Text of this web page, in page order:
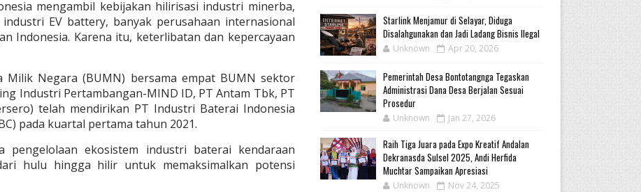
mengambil kebijakan hilirisasi industri minerba,
EV battery, banyak perusahaan internasional
Indonesia. Karena itu, keterlibatan dan kepercayaan
Milik Negara (BUMN) bersama empat BUMN sektor
Industri Pertambangan-MIND ID, PT Antam Tbk, PT
telah mendirikan PT Industri Baterai Indonesia
pada kuartal pertama tahun 2021.
pengelolaan ekosistem industri baterai kendaraan
hulu hingga hilir untuk memaksimalkan potensi
Starlink Menjamur di Selayar, Diduga
Disalahgunakan dan Jadi Ladang Bisnis Ilegal
Unknown Apr 20, 2026
Pemerintah Desa Bontotangnga Tegaskan
Administrasi Dana Desa Berjalan Sesuai
Prosedur
Unknown Jan 27, 2026
Raih Tiga Juara pada Expo Kreatif Andalan
Dekranasda Sulsel 2025, Andi Herfida
Muchtar Sampaikan Apresiasi
Unknown Nov 24, 2025